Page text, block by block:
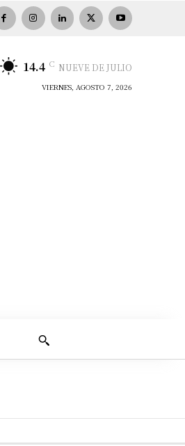
14.4 C NUEVE DE JULIO
VIERNES, AGOSTO 7, 2026